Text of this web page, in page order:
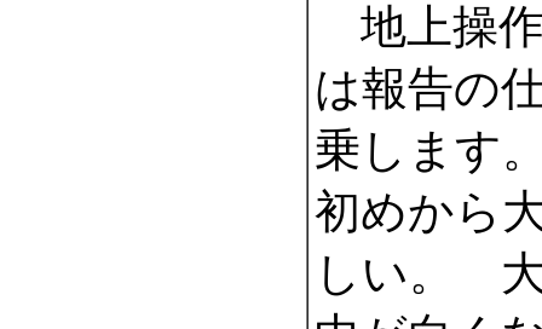
地上操
は報告の
乗します
初めから
しい。